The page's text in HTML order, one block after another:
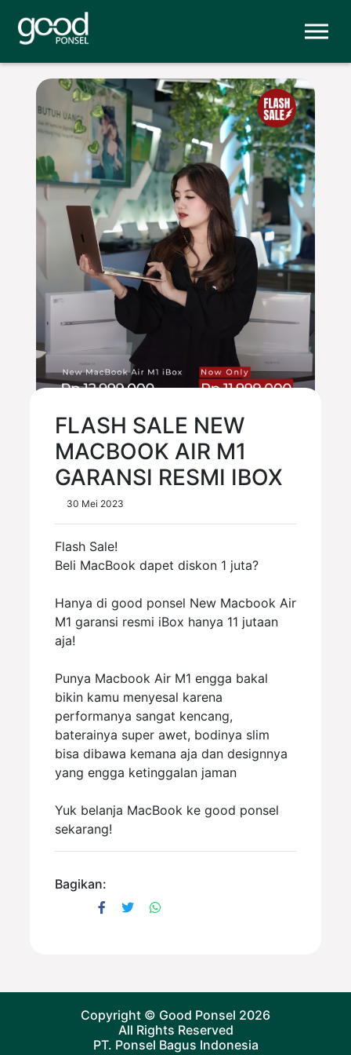
FLASH SALE NEW
MACBOOK AIR M1
GARANSI RESMI IBOX
30 Mei 2023
Flash Sale!
Beli MacBook dapet diskon 1 juta?
Hanya di good ponsel New Macbook Air
M1 garansi resmi iBox hanya 11 jutaan
aja!
Punya Macbook Air M1 engga bakal
bikin kamu menyesal karena
performanya sangat kencang,
baterainya super awet, bodinya slim
bisa dibawa kemana aja dan designnya
yang engga ketinggalan jaman
Yuk belanja MacBook ke good ponsel
sekarang!
Bagikan:
Copyright © Good Ponsel 2026
All Rights Reserved
PT. Ponsel Bagus Indonesia